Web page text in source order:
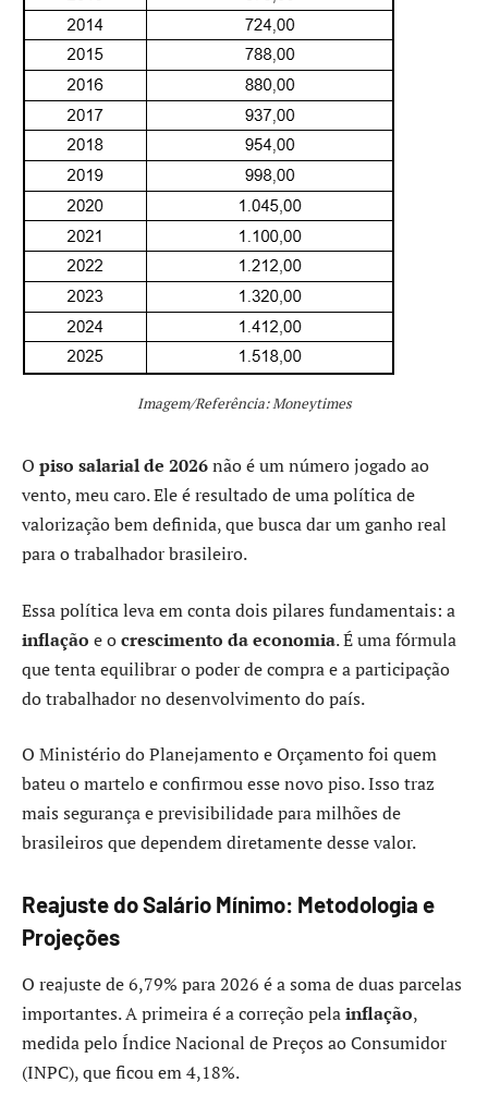
Imagem/Referência: Moneytimes
O piso salarial de 2026não é um número jogado ao
vento, meu caro. Ele é resultado de uma política de
valorização bem definida, que busca dar um ganho real
para o trabalhador brasileiro.
Essa política leva em conta dois pilares fundamentais: a
inflação e ocrescimento da economia. É uma fórmula
que tenta equilibrar o poder de compra e a participação
do trabalhador no desenvolvimento do país.
O Ministério do Planejamento e Orçamento foi quem
bateu o martelo e confirmou esse novo piso. Isso traz
mais segurança e previsibilidade para milhões de
brasileiros que dependem diretamente desse valor.
Reajuste do Salário Mínimo: Metodologia e
Projeções
O reajuste de 6,79% para 2026 é a soma de duas parcelas
importantes. A primeira é a correção pelainflação,
medida pelo Índice Nacional de Preços ao Consumidor
(INPC), que ficou em 4,18%.